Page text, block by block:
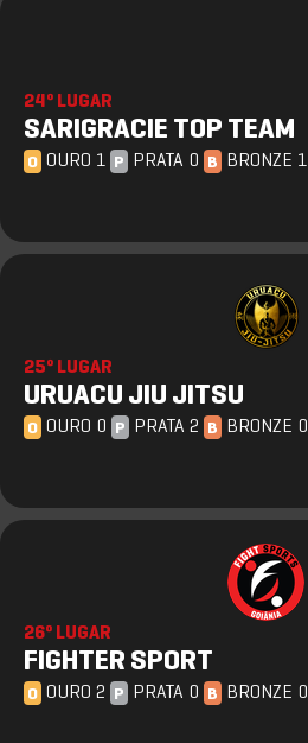
24º LUGAR
SARIGRACIE TOP TEAM
O OURO 1 P PRATA 0 B BRONZE 1
25º LUGAR
URUACU JIU JITSU
O OURO 0 P PRATA 2 B BRONZE 0
26º LUGAR
FIGHTER SPORT
O OURO 2 P PRATA 0 B BRONZE 0